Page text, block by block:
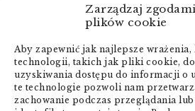
Zarządzaj zgodami
plików cookie
Aby zapewnić jak najlepsze
technologii, takich jak pliki cookie,
uzyskiwania dostępu do informacji o
te technologie pozwoli nam
zachowanie podczas przeglądania
dermoskopia, trichoskopia,
Gabinety wPoznaniu,
Złotowska,Skórzewie,
WielkopolskiejiŚremie